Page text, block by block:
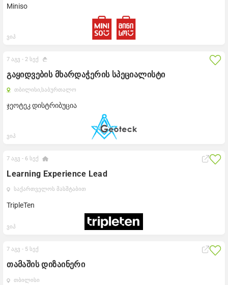
Miniso
ვიპ
გაყიდვების მხარდაჭერის სპეციალისტი
თბილისი,საბურთალო
ჯეოტეკ დისტრიბუცია
7 აგვ -2 სექ
ვიპ
Learning Experience Lead
საქართველოს მასშტაბით
TripleTen
7 აგვ - 6 სექ
ვიპ
თამაშის დიზაინერი
თბილისი
7 აგვ - 5 სექ